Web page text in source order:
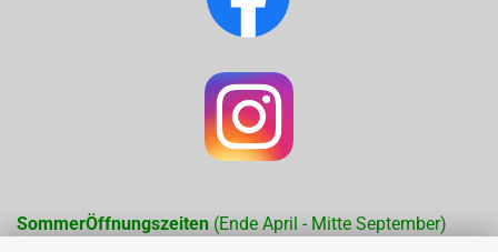
SommerÖffnungszeiten (Ende April - Mitte September)